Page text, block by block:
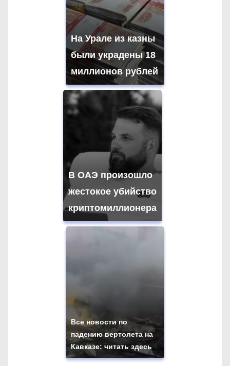
п
и
с
я
м
На Урале из казны
были украдены 18
миллионов рублей
В ОАЭ произошло
жестокое убийство
криптомиллионера
Все новости по
падению вертолета на
Кавказе: читать здесь